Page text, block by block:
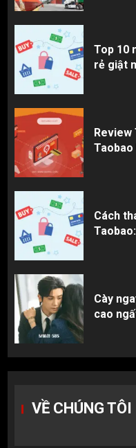
Top 10
rẻ giật
Review
Taobao
Cách
Cày
cao
VỀ CHÚNG TÔI